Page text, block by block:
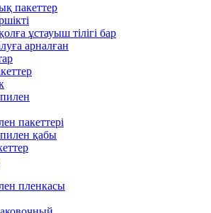
пакеттер
ұстауыш тілігі бар
арналған
пакеттері
қабы
пленкасы